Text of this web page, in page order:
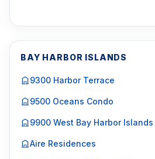
BAY HARBOR ISLANDS
9300 Harbor Terrace
9500 Oceans Condo
9900 West Bay Harbor Islands
Aire Residences